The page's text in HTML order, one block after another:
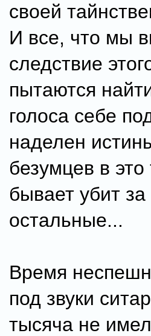
своей
И все, что мы
следствие
пытаются
голоса себе
наделен
безумцев в
бывает убит
остальные...
Время
под звуки
тысяча не